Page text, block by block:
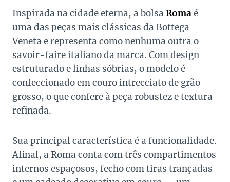
Inspirada na cidade eterna, a bolsa Romaé
uma das peças mais clássicas da Bottega
Veneta e representa como nenhuma outra o
savoir-faire italiano da marca. Com design
estruturado e linhas sóbrias, o modelo é
confeccionado em couro intrecciato de grão
grosso, o que confere à peça robustez e textura
refinada.
Sua principal característica é a funcionalidade.
Afinal, a Roma conta com três compartimentos
internos espaçosos, fecho com tiras trançadas